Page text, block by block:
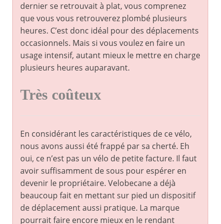
dernier se retrouvait à plat, vous comprenez
que vous vous retrouverez plombé plusieurs
heures. C’est donc idéal pour des déplacements
occasionnels. Mais si vous voulez en faire un
usage intensif, autant mieux le mettre en charge
plusieurs heures auparavant.
Très coûteux
En considérant les caractéristiques de ce vélo,
nous avons aussi été frappé par sa cherté. Eh
oui, ce n’est pas un vélo de petite facture. Il faut
avoir suffisamment de sous pour espérer en
devenir le propriétaire. Velobecane a déjà
beaucoup fait en mettant sur pied un dispositif
de déplacement aussi pratique. La marque
pourrait faire encore mieux en le rendant